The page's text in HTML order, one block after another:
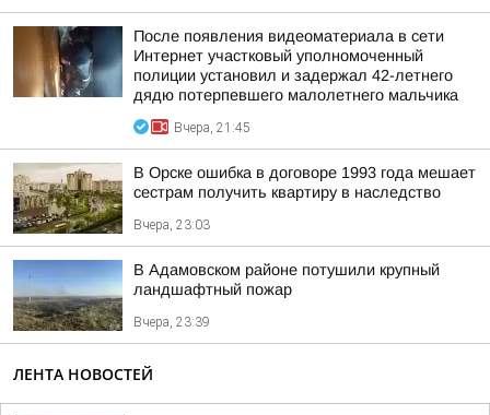
После появления видеоматериала в сети
Интернет участковый уполномоченный
полиции установил и задержал 42-летнего
дядю потерпевшего малолетнего мальчика
Вчера, 21:45
В Орске ошибка в договоре 1993 года мешает
сестрам получить квартиру в наследство
Вчера, 23:03
В Адамовском районе потушили крупный
ландшафтный пожар
Вчера, 23:39
ЛЕНТА НОВОСТЕЙ